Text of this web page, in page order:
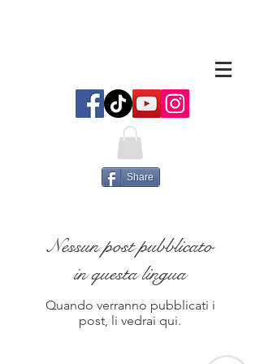
Share
Nessun post pubblicato
in questa lingua
Quando verranno pubblicati i
post, li vedrai qui.